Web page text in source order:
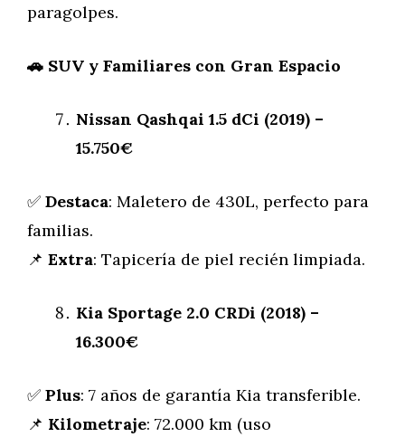
paragolpes.
🚗 SUV y Familiares con Gran Espacio
Nissan Qashqai 1.5 dCi (2019) –
15.750€
✅ Destaca: Maletero de 430L, perfecto para
familias.
📌 Extra: Tapicería de piel recién limpiada.
Kia Sportage 2.0 CRDi (2018) –
16.300€
✅ Plus: 7 años de garantía Kia transferible.
📌 Kilometraje: 72.000 km (uso